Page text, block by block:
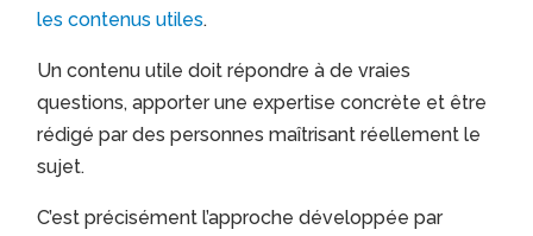
les contenus utiles.
Un contenu utile doit répondre à de vraies
questions, apporter une expertise concrète et être
rédigé par des personnes maîtrisant réellement le
sujet.
C’est précisément l’approche développée par